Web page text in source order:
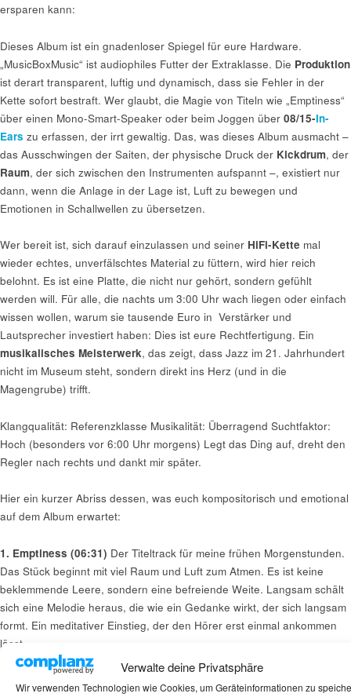
Verwalte deine Privatsphäre
Wir verwenden Technologien wie Cookies, um Geräteinformationen zu
ersparen kann:
Dieses Album ist ein gnadenloser Spiegel für eure Hardware.
„MusicBoxMusic“ ist audiophiles Futter der Extraklasse. Die Produktion
ist derart transparent, luftig und dynamisch, dass sie Fehler in der
Kette sofort bestraft. Wer glaubt, die Magie von Titeln wie „Emptiness“
über einen Mono-Smart-Speaker oder beim Joggen über 08/15-In-
Ears zu erfassen, der irrt gewaltig. Das, was dieses Album ausmacht –
das Ausschwingen der Saiten, der physische Druck der Kickdrum, der
Raum, der sich zwischen den Instrumenten aufspannt –, existiert nur
dann, wenn die Anlage in der Lage ist, Luft zu bewegen und
Emotionen in Schallwellen zu übersetzen.
Wer bereit ist, sich darauf einzulassen und seiner HiFi-Kette mal
wieder echtes, unverfälschtes Material zu füttern, wird hier reich
belohnt. Es ist eine Platte, die nicht nur gehört, sondern gefühlt
werden will. Für alle, die nachts um 3:00 Uhr wach liegen oder einfach
wissen wollen, warum sie tausende Euro in Verstärker und
Lautsprecher investiert haben: Dies ist eure Rechtfertigung. Ein
musikalisches Meisterwerk, das zeigt, dass Jazz im 21. Jahrhundert
nicht im Museum steht, sondern direkt ins Herz (und in die
Magengrube) trifft.
Klangqualität: Referenzklasse Musikalität: Überragend Suchtfaktor:
Hoch (besonders vor 6:00 Uhr morgens) Legt das Ding auf, dreht den
Regler nach rechts und dankt mir später.
Hier ein kurzer Abriss dessen, was euch kompositorisch und emotional
auf dem Album erwartet:
1. Emptiness (06:31) Der Titeltrack für meine frühen Morgenstunden.
Das Stück beginnt mit viel Raum und Luft zum Atmen. Es ist keine
beklemmende Leere, sondern eine befreiende Weite. Langsam schält
sich eine Melodie heraus, die wie ein Gedanke wirkt, der sich langsam
formt. Ein meditativer Einstieg, der den Hörer erst einmal ankommen
lässt.